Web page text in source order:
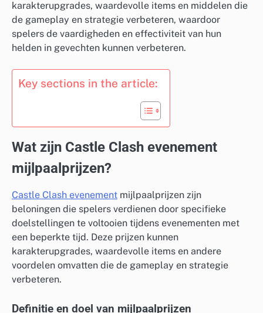
karakterupgrades, waardevolle items en middelen die
de gameplay en strategie verbeteren, waardoor
spelers de vaardigheden en effectiviteit van hun
helden in gevechten kunnen verbeteren.
Key sections in the article:
Wat zijn Castle Clash evenement
mijlpaalprijzen?
Castle Clash evenement mijlpaalprijzen zijn
beloningen die spelers verdienen door specifieke
doelstellingen te voltooien tijdens evenementen met
een beperkte tijd. Deze prijzen kunnen
karakterupgrades, waardevolle items en andere
voordelen omvatten die de gameplay en strategie
verbeteren.
Definitie en doel van mijlpaalprijzen